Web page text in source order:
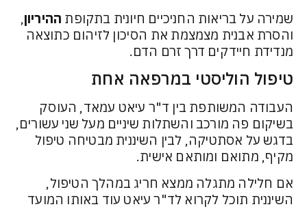
שמירה על בריאות החניכיים חיונית בתקופת ההיריון,
והסרת אבנית מצמצמת את הסיכון לזיהום כתוצאה
מנדידת חיידקים דרך זרם הדם.
טיפול הוליסטי במרפאה אחת
העבודה המשותפת בין ד"ר עיאט עמאד, העוסק
בשיקום פה מורכב והשתלות שיניים מעל שני עשורים,
בדגש על אסתטיקה, לבין השיננית מבטיחה טיפול
מקיף, מתואם ומותאם אישית.
אם חלילה מתגלה ממצא חריג במהלך הטיפול,
השיננית תוכל לקרוא לד"ר עיאט עוד באותו המועד